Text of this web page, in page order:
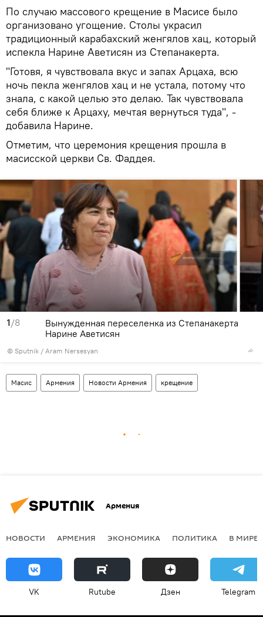
По случаю массового крещение в Масисе было
организовано угощение. Столы украсил
традиционный карабахский женгялов хац, который
испекла Нарине Аветисян из Степанакерта.
"Готовя, я чувствовала вкус и запах Арцаха, всю
ночь пекла женгялов хац и не устала, потому что
знала, с какой целью это делаю. Так чувствовала
себя ближе к Арцаху, мечтая вернуться туда", -
добавила Нарине.
Отметим, что церемония крещения прошла в
масисской церкви Св. Фаддея.
1/8
© Sputnik / Aram Nersesyan
Вынужденная переселенка из Степанакерта
Нарине Аветисян
Масис Армения Новости Армения крещение
Армения
НОВОСТИ АРМЕНИЯ ЭКОНОМИКА ПОЛИТИКА В МИРЕ
VK Rutube Дзен Telegram